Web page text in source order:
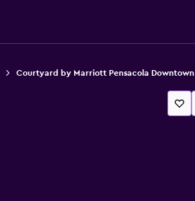
Courtyard by Marriott Pensacola Downtown